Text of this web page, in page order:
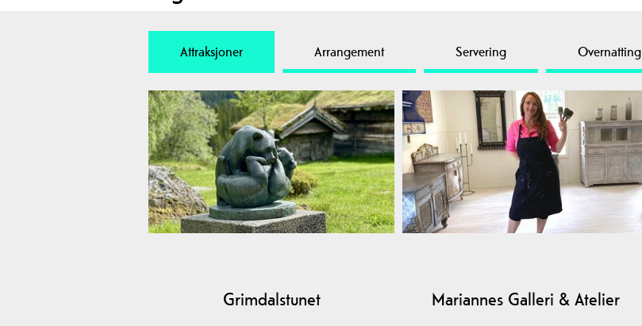
Attraksjoner Arrangement Servering Overnatting
Grimdalstunet Mariannes Galleri & Atelier